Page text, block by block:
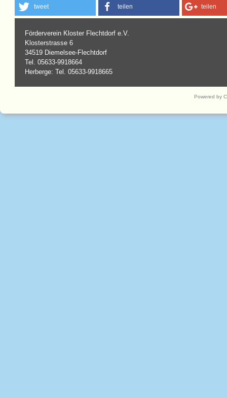
tweet teilen teilen
Förderverein Kloster Flechtdorf e.V.
Klosterstrasse 6
34519 Diemelsee-Flechtdorf
Tel. 05633-9918664
Herberge: Tel. 05633-9918665
Powered by